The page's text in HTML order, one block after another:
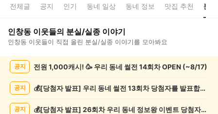
전체글 공지 인기 동네 일상 동네 정보 맛집 추천 분
인창동 이웃들의 분실/실종 이야기
인창동 이웃들이 직접 올린 분실/실종 이야기를 모아봐요
공지 전원 1,000캐시! 🥳 우리 동네 썰전 14회차 OPEN (~8/17)
공지 💰[당첨자 발표] 우리 동네 썰전 13회차 당첨자를 발표합니다!
공지 💰[당첨자 발표] 26회차 우리 동네 정보왕 이벤트 당첨자를 발표합니다!